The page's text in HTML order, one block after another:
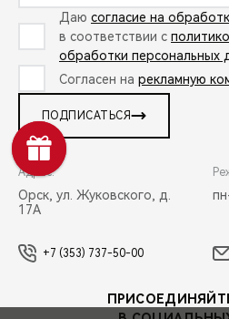
Даю согласие на
в соответствии с
обработки персональных
Согласен на рекламную
ПОДПИСАТЬСЯ
Адрес:
Орск, ул. Жуковского, д.
17А
+7 (353) 737-50-00